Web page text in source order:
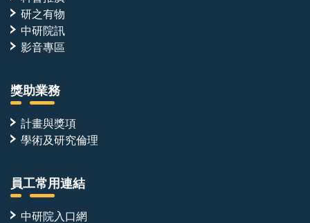
研之有物
中研院訊
影音專區
獎助業務
計畫與獎項
學術及研究倫理
員工常用連結
中研院入口網